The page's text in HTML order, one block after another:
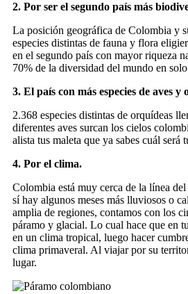
2. Por ser el segundo país más
La posición geográfica de Colombia y
especies distintas de fauna y flora
en el segundo país con mayor riqueza
70% de la diversidad del mundo en
3. El país con más especies de aves
2.368 especies distintas de orquídeas
diferentes aves surcan los cielos
alista tus maleta que ya sabes cuál será
4. Por el clima.
Colombia está muy cerca de la línea
sí hay algunos meses más lluviosos o
amplia de regiones, contamos con los
páramo y glacial. Lo cual hace que en
en un clima tropical, luego hacer
clima primaveral. Al viajar por su
lugar.